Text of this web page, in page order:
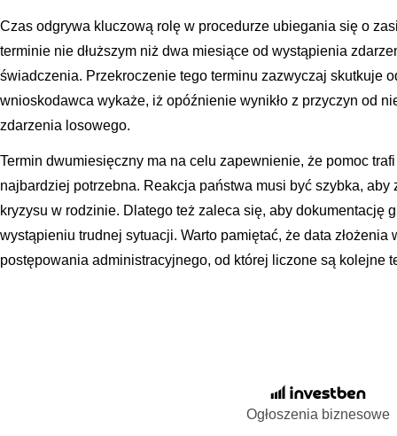
Czas odgrywa kluczową rolę w procedurze ubiegania się o
terminie nie dłuższym niż dwa miesiące od wystąpienia
świadczenia. Przekroczenie tego terminu zazwyczaj skutkuje
wnioskodawca wykaże, iż opóźnienie wynikło z przyczyn od
zdarzenia losowego.
Termin dwumiesięczny ma na celu zapewnienie, że pomoc
najbardziej potrzebna. Reakcja państwa musi być szybka, aby
kryzysu w rodzinie. Dlatego też zaleca się, aby dokumentację
wystąpieniu trudnej sytuacji. Warto pamiętać, że data
postępowania administracyjnego, od której liczone są kolejne
Ogłoszenia biznesowe